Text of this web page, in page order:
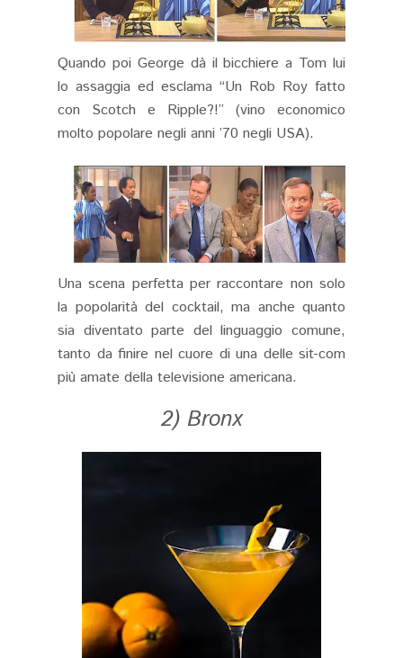
Quando poi George dà il bicchiere a Tom lui
lo assaggia ed esclama “Un Rob Roy fatto
con Scotch e Ripple?!” (vino economico
molto popolare negli anni ’70 negli USA).
Una scena perfetta per raccontare non solo
la popolarità del cocktail, ma anche quanto
sia diventato parte del linguaggio comune,
tanto da finire nel cuore di una delle sit-com
più amate della televisione americana.
2) Bronx